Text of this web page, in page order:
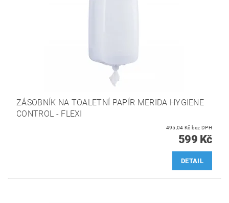
ZÁSOBNÍK NA TOALETNÍ PAPÍR MERIDA HYGIENE
CONTROL - FLEXI
495,04 Kč bez DPH
599 Kč
DETAIL